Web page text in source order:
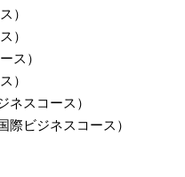
）
）
ス）
）
スコース）
ビジネスコース）